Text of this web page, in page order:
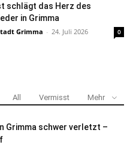
schlägt das Herz des
in Grimma
Grimma - 24. Juli 2026 0
All Vermisst Mehr
Grimma schwer verletzt –